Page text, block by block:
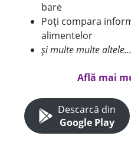
bare
Poți compara
alimentelor
și multe multe altele...
Află mai
Descarcă din
Google Play